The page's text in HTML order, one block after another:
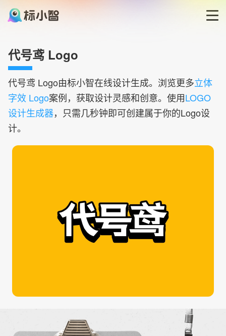
LOGO生成器
LOGO模板
代号鸢 Logo
代号鸢 Logo由标小智在线设计生成。浏览更多立体
字效 Logo案例，获取设计灵感和创意。使用LOGO
设计生成器，只需几秒钟即可创建属于你的Logo设
计。